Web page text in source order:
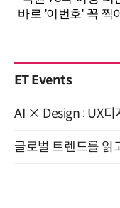
ET Events